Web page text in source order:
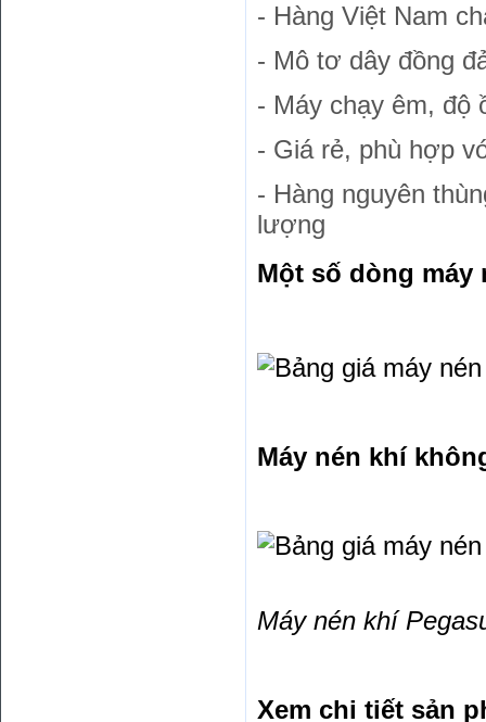
- Hàng Việt Nam
- Mô tơ dây đồng
- Máy chạy êm, độ
- Giá rẻ, phù hợp
- Hàng nguyên
lượng
Một số dòng máy
Máy nén khí
Máy nén khí
Xem chi tiết sản